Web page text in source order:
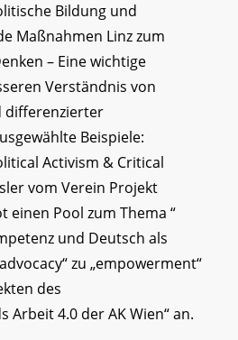
Bildung und
Maßnahmen Linz zum
– Eine wichtige
Verständnis von
differenzierter
Beispiele:
Activism & Critical
vom Verein Projekt
einen Pool zum Thema “
und Deutsch als
zu „empowerment“
des
Arbeit 4.0 der AK Wien“ an.